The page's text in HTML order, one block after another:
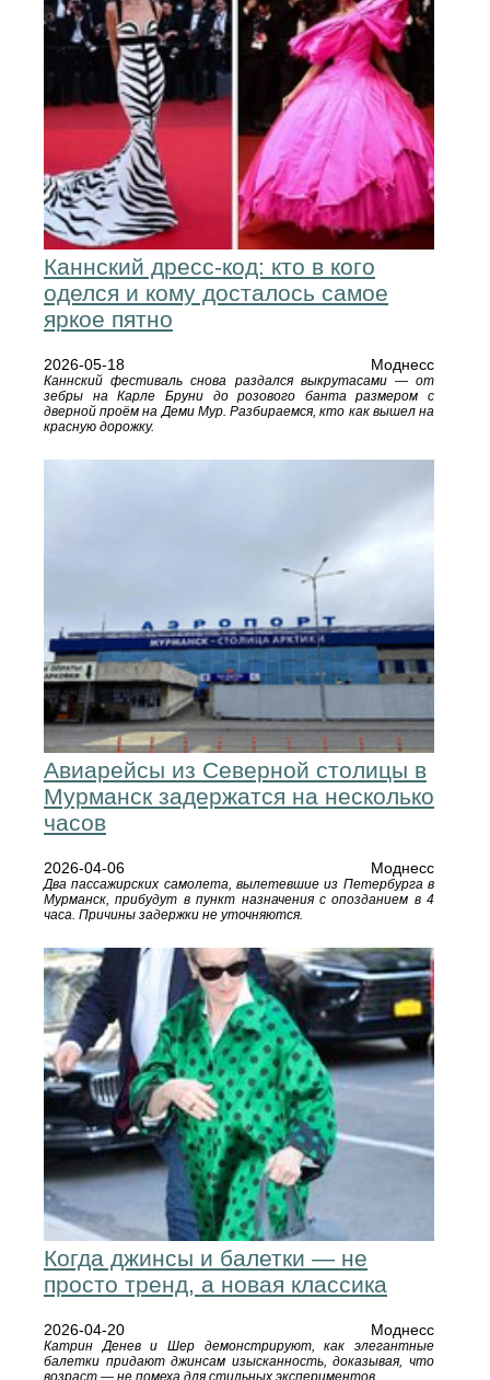
Каннский дресс-код: кто в кого
оделся и кому досталось самое
яркое пятно
2026-05-18 Моднесс
Каннский фестиваль снова раздался выкрутасами — от
зебры на Карле Бруни до розового банта размером с
дверной проём на Деми Мур. Разбираемся, кто как вышел на
красную дорожку.
Авиарейсы из Северной столицы в
Мурманск задержатся на несколько
часов
2026-04-06 Моднесс
Два пассажирских самолета, вылетевшие из Петербурга в
Мурманск, прибудут в пункт назначения с опозданием в 4
часа. Причины задержки не уточняются.
Когда джинсы и балетки — не
просто тренд, а новая классика
2026-04-20 Моднесс
Катрин Денев и Шер демонстрируют, как элегантные
балетки придают джинсам изысканность, доказывая, что